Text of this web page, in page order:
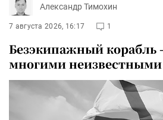
Александр Тимохин
7 августа 2026, 16:17 1
Безэкипажный корабль
многими неизвестными